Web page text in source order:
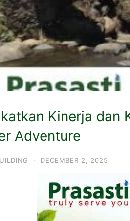
Kinerja dan
Adventure
· DECEMBER 2, 2025